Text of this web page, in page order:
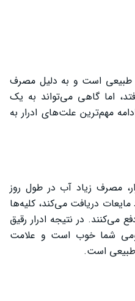
طبیعی است و به دلیل مصرف
اما گاهی می‌تواند به یک
مهم‌ترین علت‌های ادرار به
مصرف زیاد آب در طول روز
دریافت می‌کند، کلیه‌ها
می‌کنند. در نتیجه ادرار رقیق
شما خوب است و علامت
طبیعی است.